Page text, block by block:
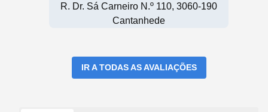
R. Dr. Sá Carneiro N.º 110, 3060-190
Cantanhede
IR A TODAS AS AVALIAÇÕES